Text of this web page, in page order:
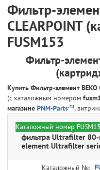
Фильтр-
CLEARPOINT
FUSM153
Фильтр-
Купить Фильтр-элемент
(с каталожным номером
магазине PNM-Parts.ru,
BEKO Technologies
фильтра Ultrafilter
element Ultrafilter
Каталожный №:
Каталожный номер